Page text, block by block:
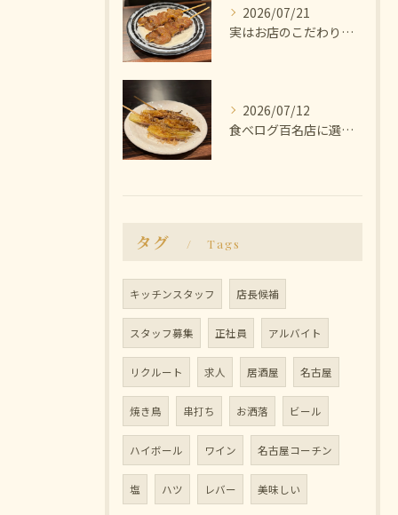
2026/07/21
実はお店のこだわりは塩にあります🧂
2026/07/12
食べログ百名店に選ばれた焼き鳥屋
タグ Tags
キッチンスタッフ 店長候補
スタッフ募集 正社員 アルバイト
リクルート 求人 居酒屋 名古屋
焼き鳥 串打ち お洒落 ビール
ハイボール ワイン 名古屋コーチン
塩 ハツ レバー 美味しい